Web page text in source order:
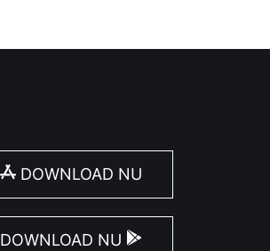
DOWNLOAD NU
DOWNLOAD NU